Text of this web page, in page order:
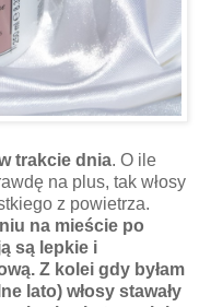
trakcie dnia. O ile
na plus, tak włosy
z powietrza.
na mieście po
są lepkie i
Z kolei gdy byłam
lato) włosy stawały